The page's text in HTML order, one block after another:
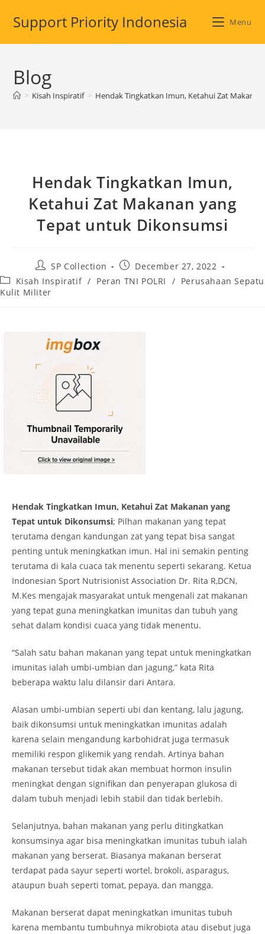
Support Priority Indonesia Menu
Blog
> Kisah Inspiratif > Hendak Tingkatkan Imun, Ketahui Zat
Hendak Tingkatkan Imun,
Ketahui Zat Makanan yang
Tepat untuk Dikonsumsi
Post
author:
SP Collection
Post
published:
December 27, 2022
Post
category:
Kisah Inspiratif / Peran TNI POLRI / Perusahaan Sepatu
Kulit Militer
Hendak Tingkatkan Imun, Ketahui Zat Makanan yang
Tepat untuk Dikonsumsi; Pilhan makanan yang tepat
terutama dengan kandungan zat yang tepat bisa sangat
penting untuk meningkatkan imun. Hal ini semakin penting
terutama di kala cuaca tak menentu seperti sekarang. Ketua
Indonesian Sport Nutrisionist Association Dr. Rita R,DCN,
M.Kes mengajak masyarakat untuk mengenali zat makanan
yang tepat guna meningkatkan imunitas dan tubuh yang
sehat dalam kondisi cuaca yang tidak menentu.
“Salah satu bahan makanan yang tepat untuk meningkatkan
imunitas ialah umbi-umbian dan jagung,” kata Rita
beberapa waktu lalu dilansir dari Antara.
Alasan umbi-umbian seperti ubi dan kentang, lalu jagung,
baik dikonsumsi untuk meningkatkan imunitas adalah
karena selain mengandung karbohidrat juga termasuk
memiliki respon glikemik yang rendah. Artinya bahan
makanan tersebut tidak akan membuat hormon insulin
meningkat dengan signifikan dan penyerapan glukosa di
dalam tubuh menjadi lebih stabil dan tidak berlebih.
Selanjutnya, bahan makanan yang perlu ditingkatkan
konsumsinya agar bisa meningkatkan imunitas tubuh ialah
makanan yang berserat. Biasanya makanan berserat
terdapat pada sayur seperti wortel, brokoli, asparagus,
ataupun buah seperti tomat, pepaya, dan mangga.
Makanan berserat dapat meningkatkan imunitas tubuh
karena membantu tumbuhnya mikrobiota atau disebut juga